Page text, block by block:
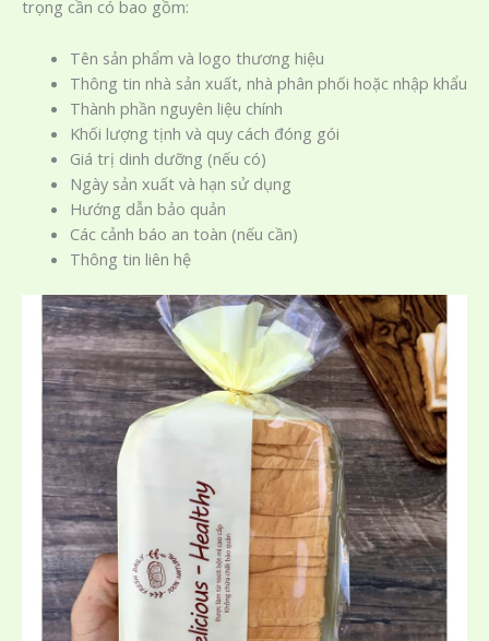
trọng cần có bao gồm:
Tên sản phẩm và logo thương hiệu
Thông tin nhà sản xuất, nhà phân phối hoặc nhập khẩu
Thành phần nguyên liệu chính
Khối lượng tịnh và quy cách đóng gói
Giá trị dinh dưỡng (nếu có)
Ngày sản xuất và hạn sử dụng
Hướng dẫn bảo quản
Các cảnh báo an toàn (nếu cần)
Thông tin liên hệ